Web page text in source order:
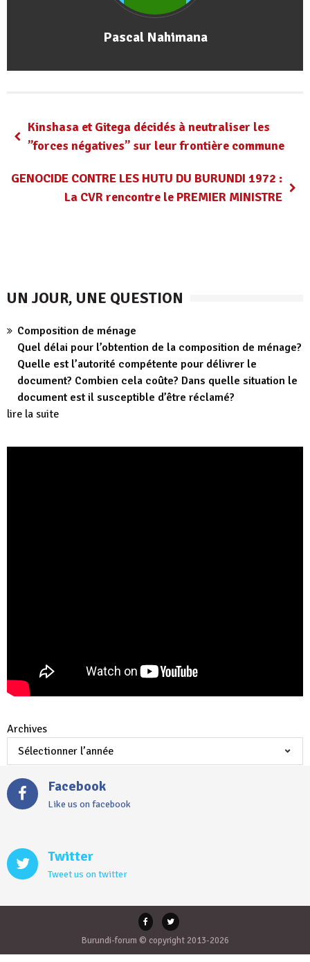
Pascal Nahimana
Kinshasa et Gitega décidés à neutraliser les
’’forces négatives’’ sur leur frontière commune
GENOCIDE CONTRE LES HUTU DU BURUNDI 1972 :
La CVR rencontre le PREMIER MINISTRE
UN JOUR, UNE QUESTION
Composition de ménage
Quel délai pour l’obtention de la composition de ménage?
Quelle est l’autorité compétente pour délivrer le
document? Combien cela coûte? Dans quelle situation le
document est il susceptible d’être réclamé?
lire la suite
Archives
Facebook
Like us on facebook
Twitter
Tweet us on twitter
Burundi-forum © copyright 2013-2026